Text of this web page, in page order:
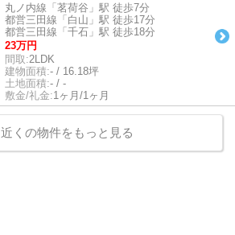
丸ノ内線「茗荷谷」駅 徒歩7分
都営三田線「白山」駅 徒歩17分
都営三田線「千石」駅 徒歩18分
23万円
間取:2LDK
建物面積:- / 16.18坪
土地面積:- / -
敷金/礼金:1ヶ月/1ヶ月
近くの物件をもっと見る